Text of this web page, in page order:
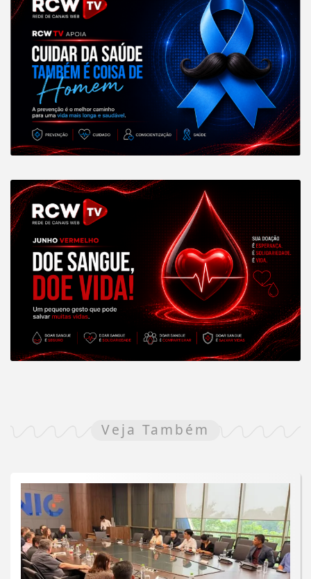
Veja Também